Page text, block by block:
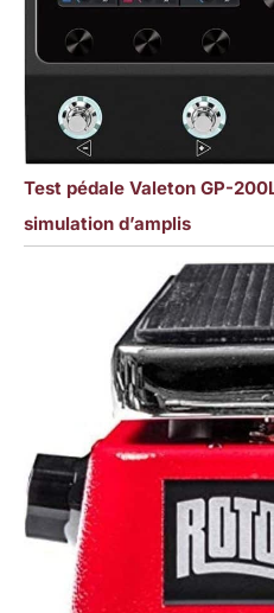
Test pédale Valeton GP-
simulation d’amplis